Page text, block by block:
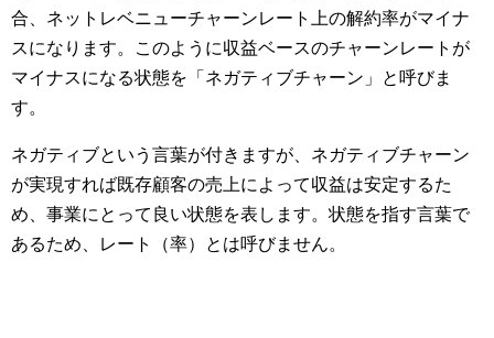
合、ネットレベニューチャーンレート上の解約率がマイナ
スになります。このように収益ベースのチャーンレートが
マイナスになる状態を「ネガティブチャーン」と呼びま
す。
ネガティブという言葉が付きますが、ネガティブチャーン
が実現すれば既存顧客の売上によって収益は安定するた
め、事業にとって良い状態を表します。状態を指す言葉で
あるため、レート（率）とは呼びません。